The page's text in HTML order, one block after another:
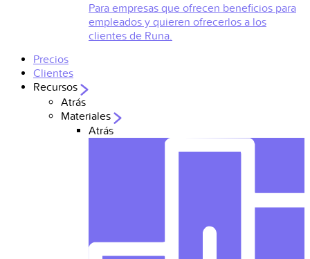
Para empresas que ofrecen beneficios para
empleados y quieren ofrecerlos a los
clientes de Runa.
Precios
Clientes
Recursos
Atrás
Materiales
Atrás